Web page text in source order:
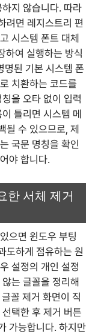
지 않습니다. 따라
려면 레지스트리 편
시스템 폰트 대체
하여 실행하는 방식
된 기본 시스템 폰
치환하는 코드를
을 오타 없이 입력
틀리면 시스템 메
될 수 있으므로, 제
국문 명칭을 확인
야 합니다.
한 서체 제거
으면 윈도우 부팅
도하게 점유하는 원
설정의 개인 설정
는 글꼴을 정리해
꼴 제거 화면이 직
택한 후 제거 버튼
가능합니다. 하지만